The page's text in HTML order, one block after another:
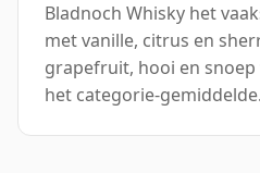
Bladnoch Whisky het
met vanille, citrus en
grapefruit, hooi en
het categorie-gemiddelde.